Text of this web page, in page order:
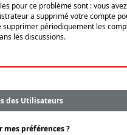
pour ce problème sont : vous
a supprimé votre compte
périodiquement les
les discussions.
des Utilisateurs
préférences ?